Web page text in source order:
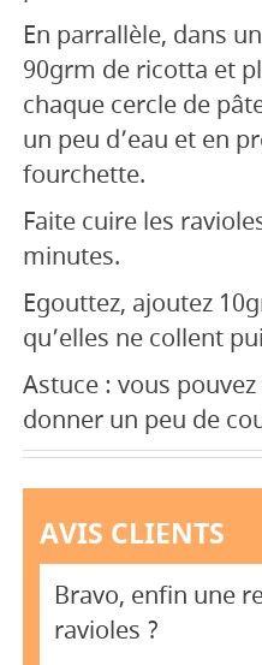
En parrallèle, dans
90grm de ricotta et
chaque cercle de
un peu d’eau et en
fourchette.
Faite cuire les
minutes.
Egouttez, ajoutez
qu’elles ne collent
Astuce : vous
donner un peu de
AVIS CLIENTS
Bravo, enfin une
ravioles ?